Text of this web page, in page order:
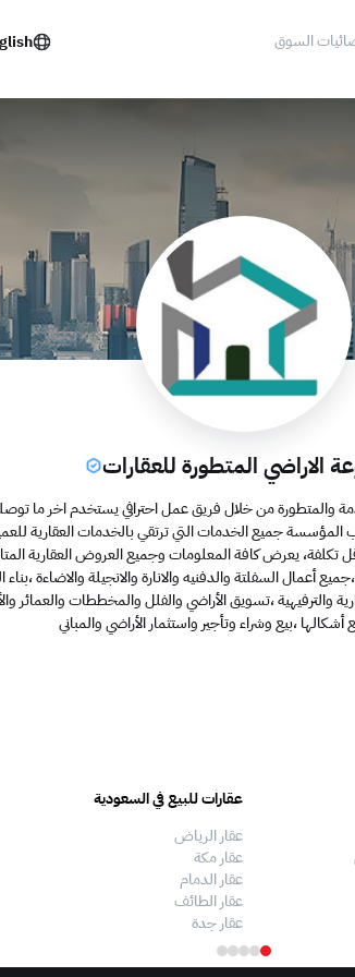
السوق
الاراضي المتطورة للعقارات
والمتطورة من خلال فريق عمل احترافي يستخدم اخر ما
جميع الخدمات التي ترتقي بالخدمات العقارية
تكلفة، يعرض كافة المعلومات وجميع العروض العقارية
،جميع أعمال السفلتة والدفنيه والانارة والانجيلة والاضاءة
والترفيهية،تسويق الأراضي والفلل والمخططات والعمائر
أشكالها،بيع وشراء وتأجير واستثمار الأراضي والمباني
عقارات للبيع في السعودية
عقار الرياض
عقار مكة
عقار الدمام
عقار الطائف
عقار جدة